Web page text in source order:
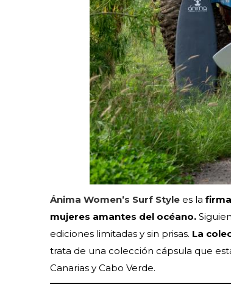
Ánima Women’s Surf Style es la
mujeres amantes del océano.
ediciones limitadas y sin prisas. La
trata de una colección cápsula que
Canarias y Cabo Verde.